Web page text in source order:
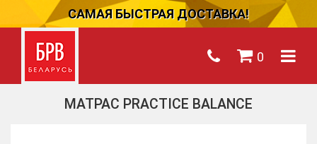
САМАЯ БЫСТРАЯ ДОСТАВКА!
0
МАТРАС PRACTICE BALANCE